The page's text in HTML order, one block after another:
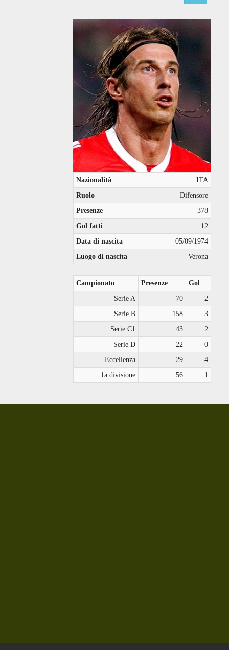
Nazionalità
ITA
Ruolo
Difensore
Presenze
378
Gol fatti
12
Data di nascita
05/09/1974
Luogo di nascita
Verona
Campionato Presenze
Gol
Serie A
70
2
Serie B
158
3
Serie C1
43
2
Serie D
22
0
Eccellenza
29
4
1a divisione
56 1